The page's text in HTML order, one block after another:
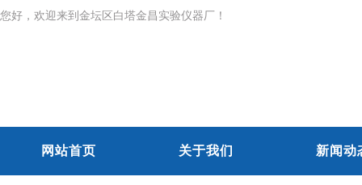
您好，欢迎来到金坛区白塔金昌实验仪器厂！
网站首页 关于我们 新闻动